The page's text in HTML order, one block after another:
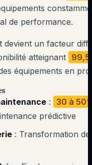
de performance.
devient un facteur
atteignant
équipements en
:
30 à
prédictive
: Transformation